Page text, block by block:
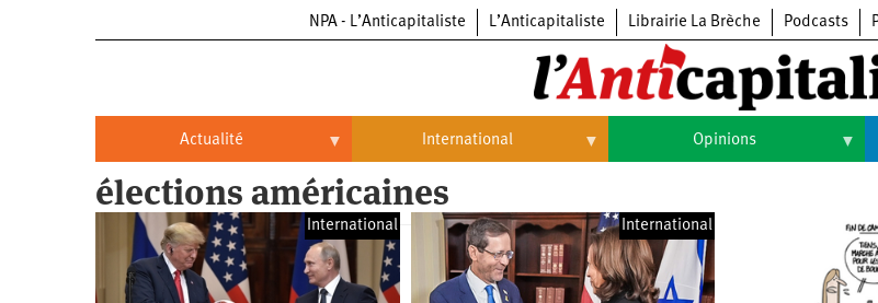
NPA - L’Anticapitaliste L’Anticapitaliste Librairie La Brèche Podcasts
Actualité
Actualité
Politique
Entreprises
International
International
Brésil
Chine
Opinions
Histoire
élections américaines
International International